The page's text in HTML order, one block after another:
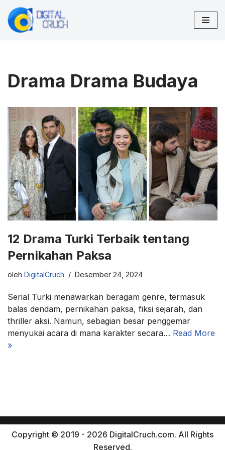
Lompat
Drama Drama Budaya
12 Drama Turki Terbaik tentang
Pernikahan Paksa
oleh DigitalCruch Desember 24, 2024
Serial Turki menawarkan beragam genre, termasuk
balas dendam, pernikahan paksa, fiksi sejarah, dan
thriller aksi. Namun, sebagian besar penggemar
menyukai acara di mana karakter secara… Read More
»
Copyright © 2019 - 2026 DigitalCruch.com. All Rights
Reserved.